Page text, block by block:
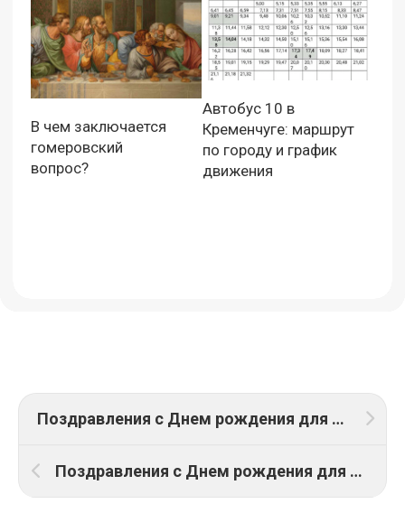
В чем заключается
гомеровский
вопрос?
Автобус 10 в
Кременчуге: маршрут
по городу и график
движения
Поздравления с Днем рождения для Веры: ТОП 22 поздравления
Поздравления с Днем рождения для Евгении: ТОП 16 поздравлений